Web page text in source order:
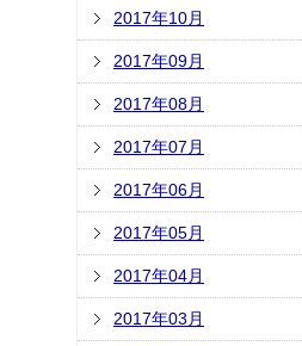
2017年10月
2017年09月
2017年08月
2017年07月
2017年06月
2017年05月
2017年04月
2017年03月